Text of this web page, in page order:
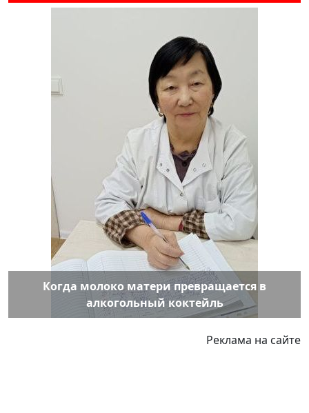
Когда молоко матери превращается в
алкогольный коктейль
Реклама на сайте